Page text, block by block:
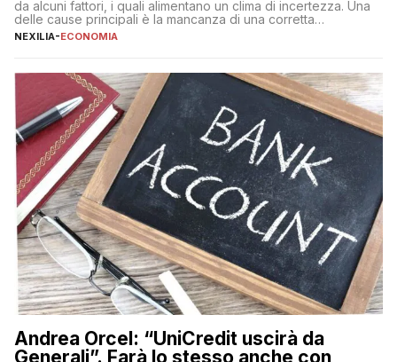
da alcuni fattori, i quali alimentano un clima di incertezza. Una
delle cause principali è la mancanza di una corretta
educazione finanziaria, che impedisce ad una larga parte della
sulle criptovalute: […]
NEXILIA-ECONOMIA
Andrea Orcel: “UniCredit uscirà da
Generali”. Farà lo stesso anche con